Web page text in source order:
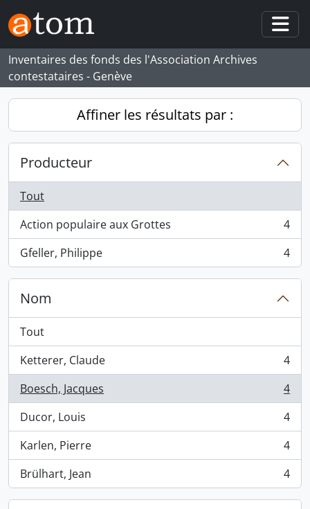
Skip to main content
Inventaires des fonds des l'Association Archives
contestataires - Genève
Affiner les résultats par :
Producteur
Tout
Action populaire aux Grottes
, 4 résultats
4
Gfeller, Philippe
, 4 résultats 4
Nom
Tout
Ketterer, Claude
, 4 résultats
4
Boesch, Jacques
, 4 résultats
4
Ducor, Louis
, 4 résultats
4
Karlen, Pierre
, 4 résultats
4
Brülhart, Jean
, 4 résultats 4